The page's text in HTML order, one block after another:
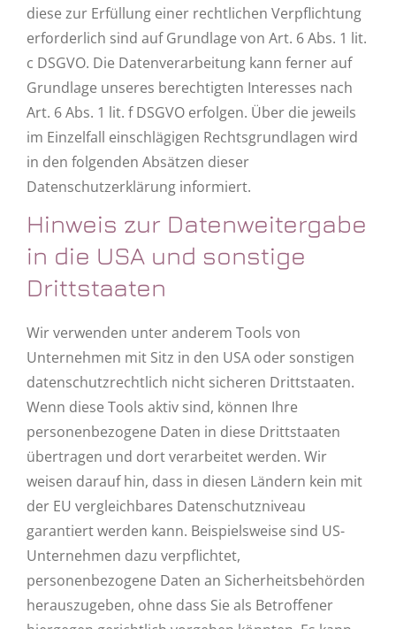
diese zur Erfüllung einer rechtlichen Verpflichtung
erforderlich sind auf Grundlage von Art. 6 Abs. 1 lit.
c DSGVO. Die Datenverarbeitung kann ferner auf
Grundlage unseres berechtigten Interesses nach
Art. 6 Abs. 1 lit. f DSGVO erfolgen. Über die jeweils
im Einzelfall einschlägigen Rechtsgrundlagen wird
in den folgenden Absätzen dieser
Datenschutzerklärung informiert.
Hinweis zur Datenweitergabe
in die USA und sonstige
Drittstaaten
Wir verwenden unter anderem Tools von
Unternehmen mit Sitz in den USA oder sonstigen
datenschutzrechtlich nicht sicheren Drittstaaten.
Wenn diese Tools aktiv sind, können Ihre
personenbezogene Daten in diese Drittstaaten
übertragen und dort verarbeitet werden. Wir
weisen darauf hin, dass in diesen Ländern kein mit
der EU vergleichbares Datenschutzniveau
garantiert werden kann. Beispielsweise sind US-
Unternehmen dazu verpflichtet,
personenbezogene Daten an Sicherheitsbehörden
herauszugeben, ohne dass Sie als Betroffener